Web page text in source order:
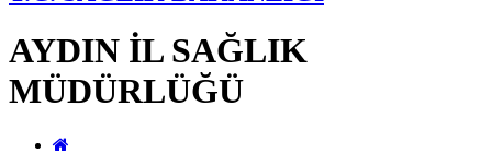
AYDIN İL SAĞLIK
MÜDÜRLÜĞÜ